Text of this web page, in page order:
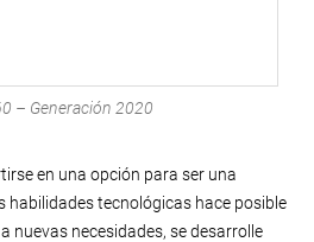
– Generación 2020
en una opción para ser una
habilidades tecnológicas hace posible
nuevas necesidades, se desarrolle